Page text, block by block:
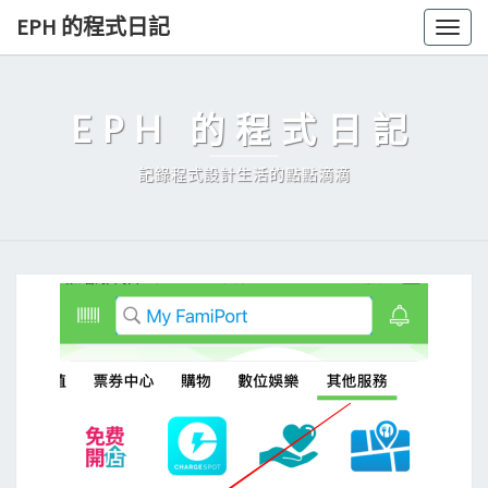
Skip
EPH 的程式日記
EPH 的程式日記
記錄程式設計生活的點點滴滴